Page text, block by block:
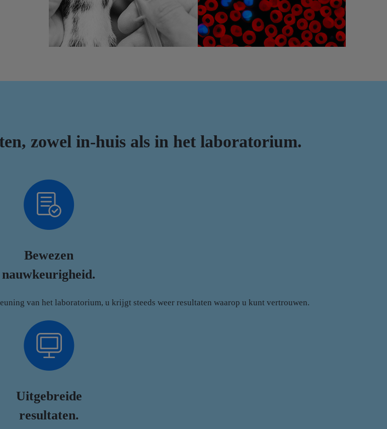
zowel in-huis als in het laboratorium.
Bewezen
nauwkeurigheid.
van het laboratorium, u krijgt steeds weer resultaten waarop u kunt vertrouwen.
Uitgebreide
resultaten.